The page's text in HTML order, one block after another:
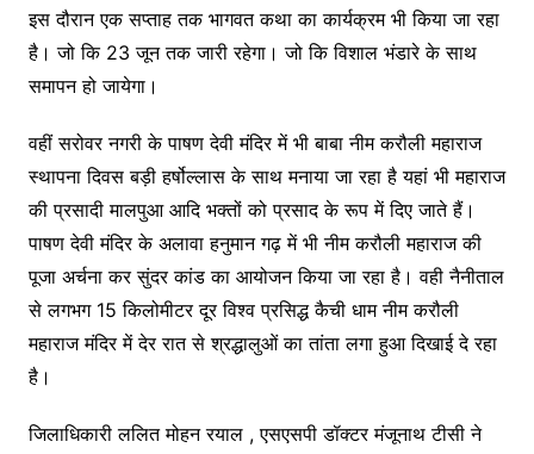
इस दौरान एक सप्ताह तक भागवत कथा का कार्यक्रम भी किया जा रहा
है। जो कि 23 जून तक जारी रहेगा। जो कि विशाल भंडारे के साथ
समापन हो जायेगा।
वहीं सरोवर नगरी के पाषण देवी मंदिर में भी बाबा नीम करौली महाराज
स्थापना दिवस बड़ी हर्षोल्लास के साथ मनाया जा रहा है यहां भी महाराज
की प्रसादी मालपुआ आदि भक्तों को प्रसाद के रूप में दिए जाते हैं।
पाषण देवी मंदिर के अलावा हनुमान गढ़ में भी नीम करौली महाराज की
पूजा अर्चना कर सुंदर कांड का आयोजन किया जा रहा है। वही नैनीताल
से लगभग 15 किलोमीटर दूर विश्व प्रसिद्ध कैची धाम नीम करौली
महाराज मंदिर में देर रात से श्रद्धालुओं का तांता लगा हुआ दिखाई दे रहा
है।
जिलाधिकारी ललित मोहन रयाल , एसएसपी डॉक्टर मंजूनाथ टीसी ने